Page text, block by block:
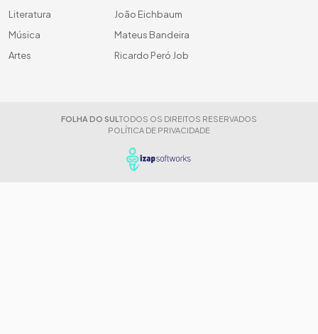
Literatura
Música
Artes
João Eichbaum
Mateus Bandeira
Ricardo Peró Job
FOLHA DO SUL TODOS OS DIREITOS RESERVADOS
POLÍTICA DE PRIVACIDADE